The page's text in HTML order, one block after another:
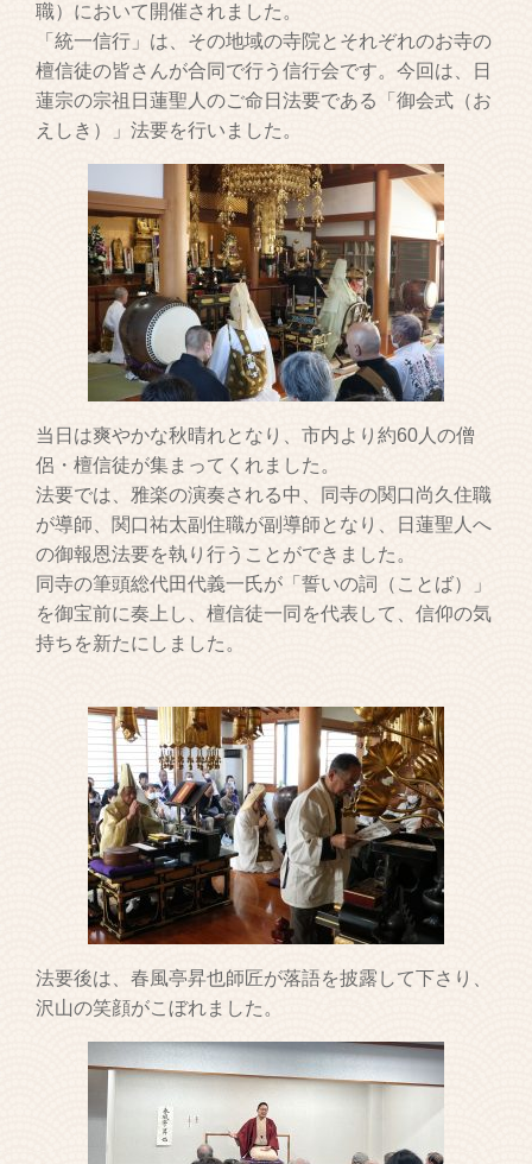
職）において開催されました。
「統一信行」は、その地域の寺院とそれぞれのお寺の
檀信徒の皆さんが合同で行う信行会です。今回は、日
蓮宗の宗祖日蓮聖人のご命日法要である「御会式（お
えしき）」法要を行いました。
当日は爽やかな秋晴れとなり、市内より約60人の僧
侶・檀信徒が集まってくれました。
法要では、雅楽の演奏される中、同寺の関口尚久住職
が導師、関口祐太副住職が副導師となり、日蓮聖人へ
の御報恩法要を執り行うことができました。
同寺の筆頭総代田代義一氏が「誓いの詞（ことば）」
を御宝前に奏上し、檀信徒一同を代表して、信仰の気
持ちを新たにしました。
法要後は、春風亭昇也師匠が落語を披露して下さり、
沢山の笑顔がこぼれました。